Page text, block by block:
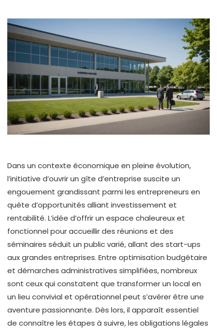
Dans un contexte économique en pleine évolution,
l’initiative d’ouvrir un gîte d’entreprise suscite un
engouement grandissant parmi les entrepreneurs en
quête d’opportunités alliant investissement et
rentabilité. L’idée d’offrir un espace chaleureux et
fonctionnel pour accueillir des réunions et des
séminaires séduit un public varié, allant des start-ups
aux grandes entreprises. Entre optimisation budgétaire
et démarches administratives simplifiées, nombreux
sont ceux qui constatent que transformer un local en
un lieu convivial et opérationnel peut s’avérer être une
aventure passionnante. Dès lors, il apparaît essentiel
de connaître les étapes à suivre, les obligations légales